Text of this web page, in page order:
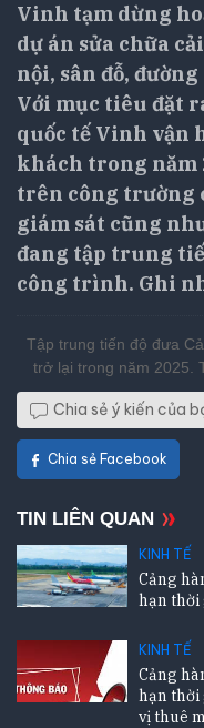
Vinh tạm dừng
dự án sửa chữa
nội, sân đỗ,
Với mục tiêu đặt
quốc tế Vinh vận
khách trong năm
trên công trường
giám sát cũng
đang tập trung
công trình. Ghi
Tập trung tiến độ đưa
trở lại trong năm 2025.
Chia sẻ ý kiến của
Chia sẻ Facebook
TIN LIÊN QUAN
KINH TẾ
Cảng
hạn thời
KINH TẾ
Cảng
hạn thời
vị thuê